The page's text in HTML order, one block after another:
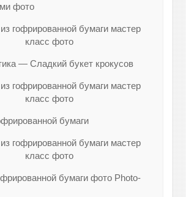
фото
— Сладкий букет крокусов
бумаги
бумаги фото Photo-